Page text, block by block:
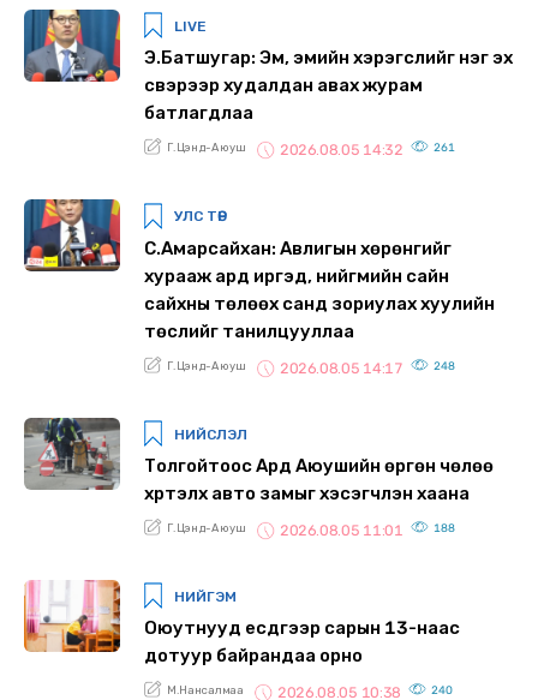
LIVE
Э.Батшугар: Эм, эмийн хэрэгслийг нэг эх
үүсвэрээр худалдан авах журам
батлагдлаа
Г.Цэнд-Аюуш 2026.08.05 14:32 261
УЛС ТӨР
С.Амарсайхан: Авлигын хөрөнгийг
хурааж ард иргэд, нийгмийн сайн
сайхны төлөөх санд зориулах хуулийн
төслийг танилцууллаа
Г.Цэнд-Аюуш 2026.08.05 14:17 248
НИЙСЛЭЛ
Толгойтоос Ард Аюушийн өргөн чөлөө
хүртэлх авто замыг хэсэгчлэн хаана
Г.Цэнд-Аюуш 2026.08.05 11:01 188
НИЙГЭМ
Оюутнууд есдүгээр сарын 13-наас
дотуур байрандаа орно
М.Нансалмаа 2026.08.05 10:38 240